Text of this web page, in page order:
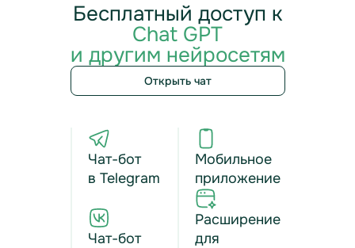
Бесплатный доступ к
Chat GPT
и другим нейросетям
Открыть чат
Чат-бот
в Telegram
Чат-бот
Мобильное
приложение
Расширение
для